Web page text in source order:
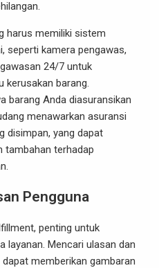
harus memiliki sistem
seperti kamera pengawas,
24/7 untuk
kerusakan barang.
barang Anda diasuransikan
menawarkan asuransi
disimpan, yang dapat
tambahan terhadap
Pengguna
penting untuk
layanan. Mencari ulasan dan
memberikan gambaran